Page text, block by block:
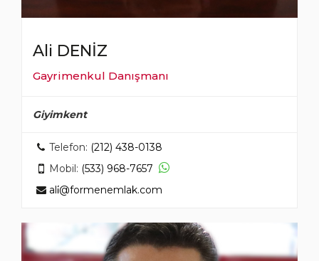
Ali DENİZ
Gayrimenkul Danışmanı
Giyimkent
Telefon: (212) 438-0138
Mobil: (533) 968-7657
ali̇@formenemlak.com